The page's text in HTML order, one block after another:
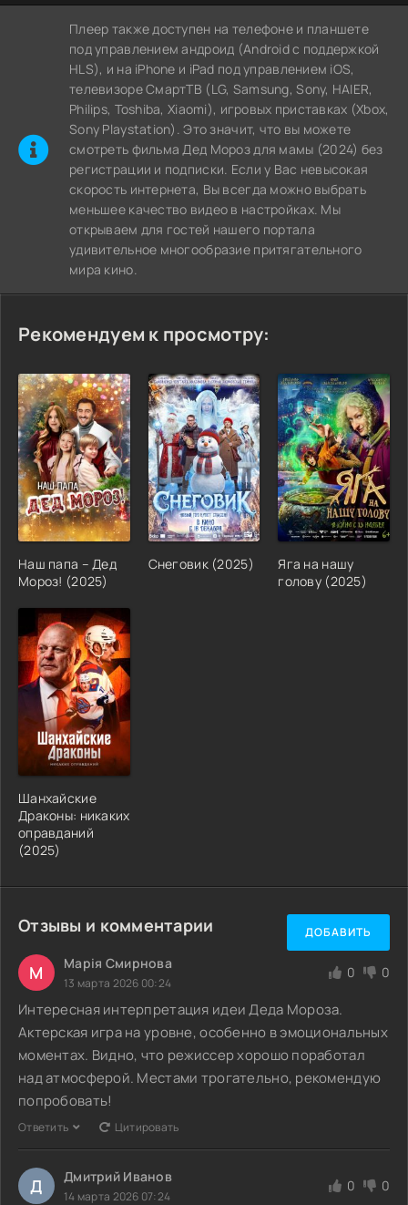
Плеер также доступен на телефоне и планшете
под управлением андроид (Android с поддержкой
HLS), и на iPhone и iPad под управлением iOS,
телевизоре СмартТВ (LG, Samsung, Sony, HAIER,
Philips, Toshiba, Xiaomi), игровых приставках (Xbox,
Sony Playstation). Это значит, что вы можете
cмотреть фильма Дед Мороз для мамы (2024) без
регистрации и подписки. Если у Вас невысокая
скорость интернета, Вы всегда можно выбрать
меньшее качество видео в настройках. Мы
открываем для гостей нашего портала
удивительное многообразие притягательного
мира кино.
Рекомендуем к просмотру:
Наш папа – Дед
Мороз! (2025)
Снеговик (2025)
Яга на нашу
голову (2025)
Шанхайские
Драконы: никаких
оправданий
(2025)
Отзывы и комментарии ДОБАВИТЬ
М Марія Смирнова
13 марта 2026 00:24
0 0
Интересная интерпретация идеи Деда Мороза.
Актерская игра на уровне, особенно в эмоциональных
моментах. Видно, что режиссер хорошо поработал
над атмосферой. Местами трогательно, рекомендую
попробовать!
Ответить Цитировать
Д Дмитрий Иванов
14 марта 2026 07:24
0 0